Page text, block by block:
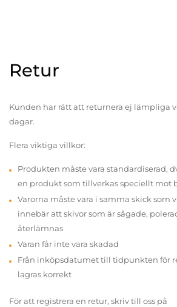
Retur
Kunden har rätt att returnera ej lämpliga
dagar.
Flera viktiga villkor:
Produkten måste vara standardiserad,
en produkt som tillverkas speciellt mot
Varorna måste vara i samma skick som
innebär att skivor som är sågade,
återlämnas
Varan får inte vara skadad
Från inköpsdatumet till tidpunkten för
lagras korrekt
För att registrera en retur, skriv till oss på